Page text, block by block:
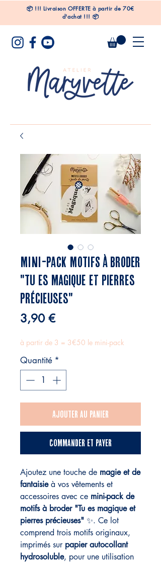
📦 !!! Livraison OFFERTE à partir de 70€
d'achat !!! 📦
MINI-PACK MOTIFS À BRODER
"Tu es magique et pierres
précieuses"
3,90 €Prix
à partir de 3 = 3€50 le mini-pack
Quantité *
Ajouter au panier
Commander et payer
Ajoutez une touche de magie et de
fantaisieà vos vêtements et
accessoires avec ce mini-pack de
motifs à broder "Tu es magique et
pierres précieuses" ✨. Ce lot
comprend trois motifs originaux,
imprimés sur papier autocollant
hydrosoluble, pour une utilisation